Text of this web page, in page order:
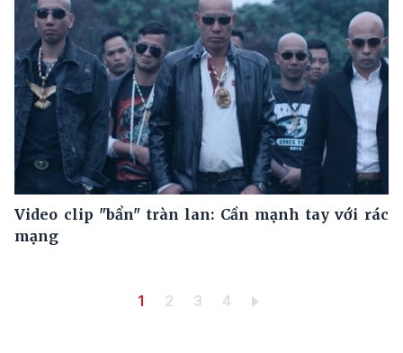
Video clip "bẩn" tràn lan: Cần mạnh tay với rác
mạng
Trang hiện thời
1 Trang
2 Trang
3 Trang
4